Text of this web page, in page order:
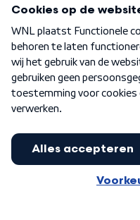
Nieuwsbrief
Word Lid